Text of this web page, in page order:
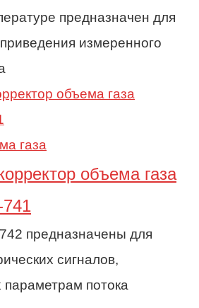
предназначен для
измеренного
газа
объема газа
предназначены для
сигналов,
потока